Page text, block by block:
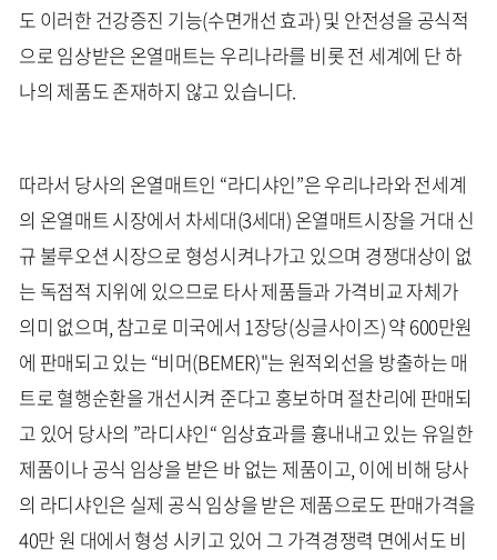
도 이러한 건강증진 기능(수면개선 효과) 및 안전성을 공식적
으로 임상받은 온열매트는 우리나라를 비롯 전 세계에 단 하
나의 제품도 존재하지 않고 있습니다.
따라서 당사의 온열매트인 “라디샤인”은 우리나라와 전세계
의 온열매트 시장에서 차세대(3세대) 온열매트시장을 거대 신
규 불루오션 시장으로 형성시켜나가고 있으며 경쟁대상이 없
는 독점적 지위에 있으므로 타사 제품들과 가격비교 자체가
의미 없으며, 참고로 미국에서 1장당(싱글사이즈) 약 600만원
에 판매되고 있는 “비머(BEMER)"는 원적외선을 방출하는 매
트로 혈행순환을 개선시켜 준다고 홍보하며 절찬리에 판매되
고 있어 당사의 ”라디샤인“ 임상효과를 흉내내고 있는 유일한
제품이나 공식 임상을 받은 바 없는 제품이고, 이에 비해 당사
의 라디샤인은 실제 공식 임상을 받은 제품으로도 판매가격을
40만 원 대에서 형성 시키고 있어 그 가격경쟁력 면에서도 비